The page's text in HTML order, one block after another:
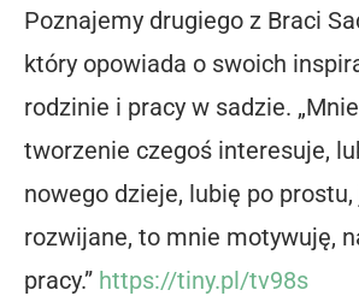
Poznajemy drugiego z Braci
który opowiada o swoich
rodzinie i pracy w sadzie.
tworzenie czegoś interesuje,
nowego dzieje, lubię po
rozwijane, to mnie motywuję,
pracy.” https://tiny.pl/tv98s